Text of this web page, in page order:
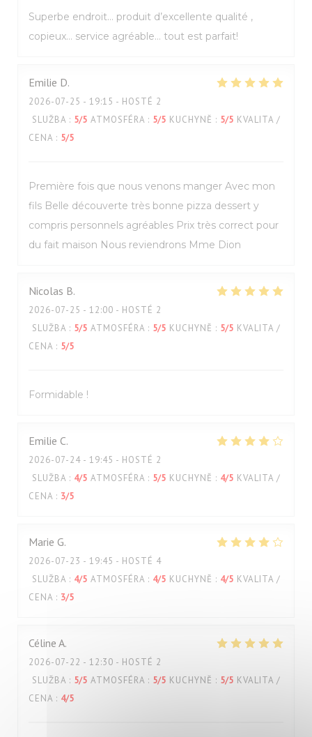
Superbe endroit… produit d’excellente qualité ,
copieux… service agréable… tout est parfait!
Emilie D
2026-07-25 - 19:15 - HOSTÉ 2
SLUŽBA : 5/5 ATMOSFÉRA : 5/5 KUCHYNĚ : 5/5 KVALITA /
CENA : 5/5
Première fois que nous venons manger Avec mon
fils Belle découverte très bonne pizza dessert y
compris personnels agréables Prix très correct pour
du fait maison Nous reviendrons Mme Dion
Nicolas B
2026-07-25 - 12:00 - HOSTÉ 2
SLUŽBA : 5/5 ATMOSFÉRA : 5/5 KUCHYNĚ : 5/5 KVALITA /
CENA : 5/5
Formidable !
Emilie C
2026-07-24 - 19:45 - HOSTÉ 2
SLUŽBA : 4/5 ATMOSFÉRA : 5/5 KUCHYNĚ : 4/5 KVALITA /
CENA : 3/5
Marie G
2026-07-23 - 19:45 - HOSTÉ 4
SLUŽBA : 4/5 ATMOSFÉRA : 4/5 KUCHYNĚ : 4/5 KVALITA /
CENA : 3/5
Céline A
2026-07-22 - 12:30 - HOSTÉ 2
SLUŽBA : 5/5 ATMOSFÉRA : 5/5 KUCHYNĚ : 5/5 KVALITA /
CENA : 4/5